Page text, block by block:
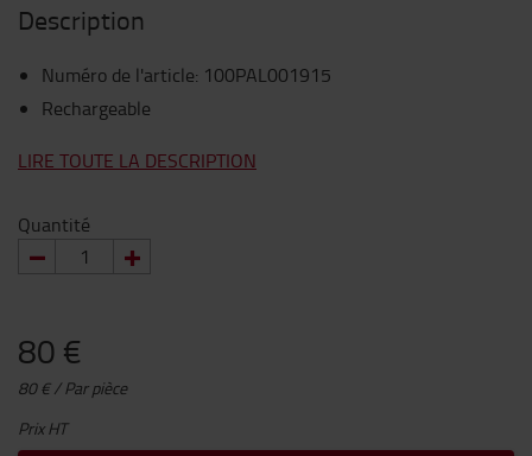
Description
Numéro de l'article: 100PAL001915
Rechargeable
LIRE TOUTE LA DESCRIPTION
Quantité
80 €
80 € / Par pièce
Prix HT